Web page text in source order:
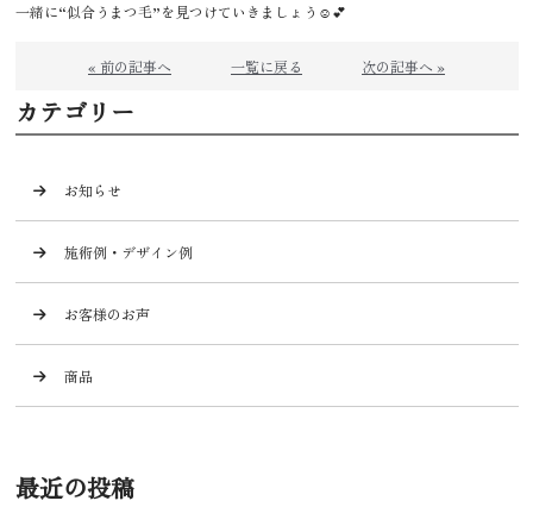
一緒に“似合うまつ毛”を見つけていきましょう☺️💕
« 前の記事へ 一覧に戻る 次の記事へ »
カテゴリー
お知らせ
施術例・デザイン例
お客様のお声
商品
最近の投稿